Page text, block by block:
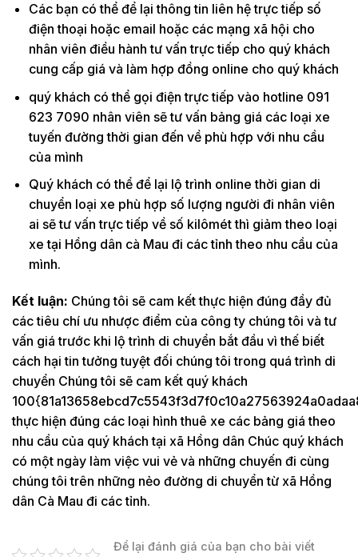
Các bạn có thể để lại thông tin liên hệ trực tiếp số
điện thoại hoặc email hoặc các mạng xã hội cho
nhân viên điều hành tư vấn trực tiếp cho quý khách
cung cấp giá và làm hợp đồng online cho quý khách
quý khách có thể gọi điện trực tiếp vào hotline 091
623 7090 nhân viên sẽ tư vấn bảng giá các loại xe
tuyến đường thời gian đến về phù hợp với nhu cầu
của mình
Quý khách có thể để lại lộ trình online thời gian di
chuyển loại xe phù hợp số lượng người đi nhân viên
ai sẽ tư vấn trực tiếp về số kilômét thì giảm theo loại
xe tại Hồng dân cà Mau đi các tỉnh theo nhu cầu của
mình.
Kết luận: Chúng tôi sẽ cam kết thực hiện đúng đầy đủ
các tiêu chí ưu nhược điểm của công ty chúng tôi và tư
vấn giá trước khi lộ trình di chuyển bắt đầu vì thế biết
cách hại tin tưởng tuyệt đối chúng tôi trong quá trình di
chuyển Chúng tôi sẽ cam kết quý khách
thực hiện đúng các loại hình thuê xe các bảng giá theo
nhu cầu của quý khách tại xã Hồng dân Chúc quý khách
có một ngày làm việc vui vẻ và những chuyến đi cùng
chúng tôi trên những nẻo đường di chuyển từ xã Hồng
dân Cà Mau đi các tỉnh.
Để lại đánh giá của bạn cho bài viết